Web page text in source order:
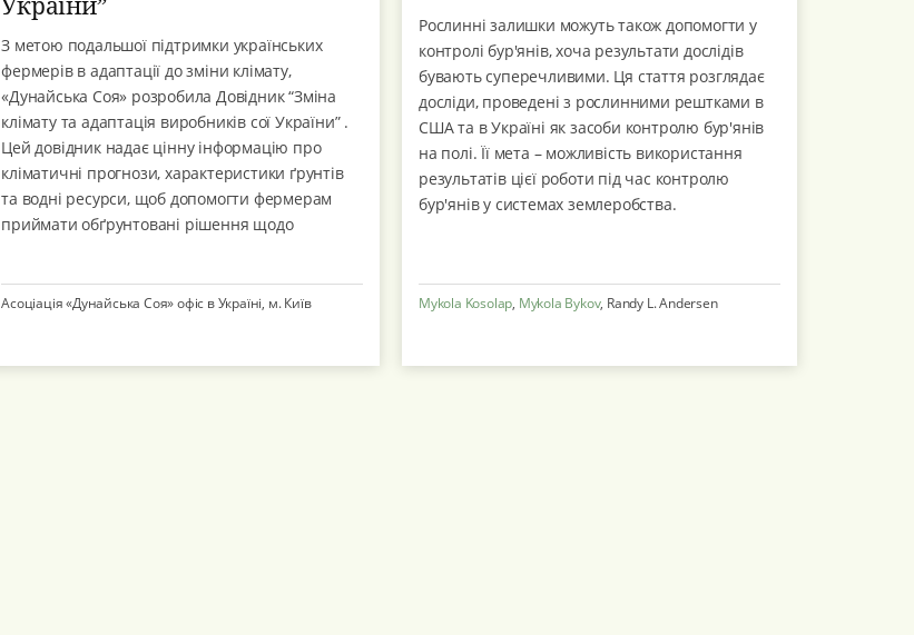
З метою подальшої підтримки українських
фермерів в адаптації до зміни клімату,
«Дунайська Соя» розробила Довідник “Зміна
клімату та адаптація виробників сої України” .
Цей довідник надає цінну інформацію про
кліматичні прогнози, характеристики ґрунтів
та водні ресурси, щоб допомогти фермерам
приймати обґрунтовані рішення щодо
Асоціація «Дунайська Соя» офіс в Україні, м. Київ
Рослинні залишки можуть також допомогти у
контролі бур'янів, хоча результати дослідів
бувають суперечливими. Ця стаття розглядає
досліди, проведені з рослинними рештками в
США та в Україні як засоби контролю бур'янів
на полі. Її мета – можливість використання
результатів цієї роботи під час контролю
бур'янів у системах землеробства.
Mykola Kosolap, Mykola Bykov, Randy L. Andersen